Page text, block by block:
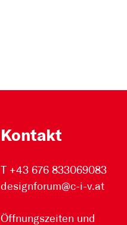
Kontakt
T +43 676 833069083
designforum@c-i-v.at
Öffnungszeiten und